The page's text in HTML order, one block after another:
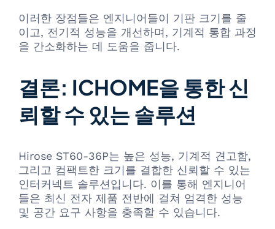
이러한 장점들은 엔지니어들이 기판 크기를 줄
이고, 전기적 성능을 개선하며, 기계적 통합 과정
을 간소화하는 데 도움을 줍니다.
결론: ICHOME을 통한 신
뢰할 수 있는 솔루션
Hirose ST60-36P는 높은 성능, 기계적 견고함,
그리고 컴팩트한 크기를 결합한 신뢰할 수 있는
인터커넥트 솔루션입니다. 이를 통해 엔지니어
들은 최신 전자 제품 전반에 걸쳐 엄격한 성능
및 공간 요구 사항을 충족할 수 있습니다.